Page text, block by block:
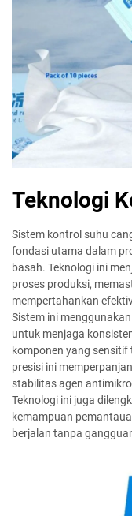
Teknologi
Sistem kontrol suhu
fondasi utama dalam
basah. Teknologi ini
proses produksi,
mempertahankan
Sistem ini
untuk menjaga
komponen yang
presisi ini
stabilitas agen
Teknologi ini juga
kemampuan
berjalan tanpa